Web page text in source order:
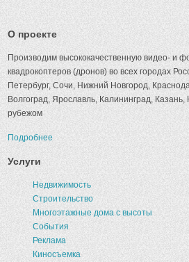
О проекте
Производим высококачественную видео- и
квадрокоптеров (дронов) во всех городах
Петербург, Сочи, Нижний Новгород,
Волгоград, Ярославль, Калининград,
рубежом
Подробнее
Услуги
Недвижимость
Строительство
Многоэтажные дома с высоты
События
Реклама
Киносъемка